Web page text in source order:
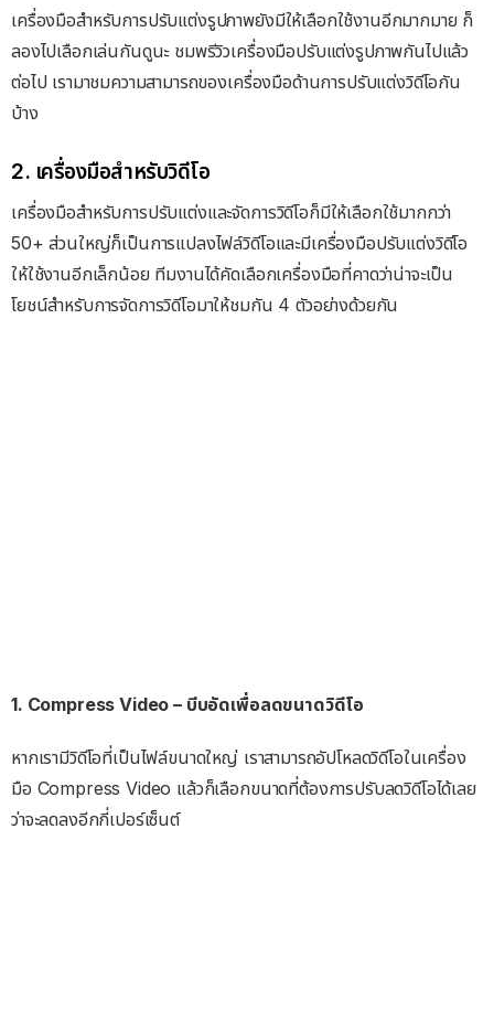
เครื่องมือสำหรับการปรับแต่งรูปภาพยังมีให้เลือกใช้งานอีกมากมาย ก็
ลองไปเลือกเล่นกันดูนะ ชมพรีวิวเครื่องมือปรับแต่งรูปภาพกันไปแล้ว
ต่อไป เรามาชมความสามารถของเครื่องมือด้านการปรับแต่งวิดีโอกัน
บ้าง
2. เครื่องมือสำหรับวิดีโอ
เครื่องมือสำหรับการปรับแต่งและจัดการวิดีโอก็มีให้เลือกใช้มากกว่า
50+ ส่วนใหญ่ก็เป็นการแปลงไฟล์วิดีโอและมีเครื่องมือปรับแต่งวิดีโอ
ให้ใช้งานอีกเล็กน้อย ทีมงานได้คัดเลือกเครื่องมือที่คาดว่าน่าจะเป็น
โยชน์สำหรับการจัดการวิดีโอมาให้ชมกัน 4 ตัวอย่างด้วยกัน
1. Compress Video – บีบอัดเพื่อลดขนาดวิดีโอ
หากเรามีวิดีโอที่เป็นไฟล์ขนาดใหญ่ เราสามารถอัปโหลดวิดีโอในเครื่อง
มือ Compress Video แล้วก็เลือกขนาดที่ต้องการปรับลดวิดีโอได้เลย
ว่าจะลดลงอีกกี่เปอร์เซ็นต์